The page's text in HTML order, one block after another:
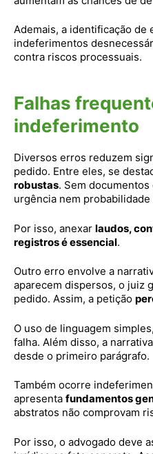
Ademais, a identificação de
indeferimentos
contra riscos processuais.
Falhas
indeferimento
Diversos erros reduzem
pedido. Entre eles, se
robustas. Sem
urgência nem
Por isso, anexar laudos,
registros é essencial.
Outro erro envolve a
aparecem dispersos, o juiz
pedido. Assim, a petição
O uso de linguagem
falha. Além disso, a
desde o primeiro parágrafo.
Também ocorre
apresenta fundamentos
abstratos não comprovam
Por isso, o advogado deve